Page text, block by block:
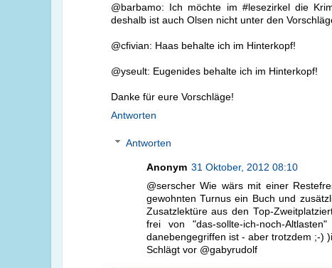
@barbamo: Ich möchte im #lesezirkel die
deshalb ist auch Olsen nicht unter den
@cfivian: Haas behalte ich im Hinterkopf!
@yseult: Eugenides behalte ich im Hinterkopf!
Danke für eure Vorschläge!
Antworten
Antworten
Anonym 31 Oktober, 2012 08:10
@serscher Wie wärs mit einer
gewohnten Turnus ein Buch und
Zusatzlektüre aus den Top-
frei von "das-sollte-ich-noch-
danebengegriffen ist - aber trotzdem ;-)
Schlägt vor @gabyrudolf